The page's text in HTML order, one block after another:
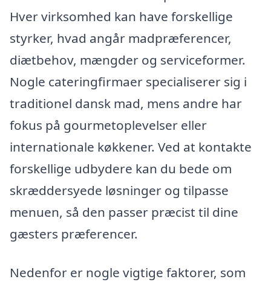
Hver virksomhed kan have forskellige
styrker, hvad angår madpræferencer,
diætbehov, mængder og serviceformer.
Nogle cateringfirmaer specialiserer sig i
traditionel dansk mad, mens andre har
fokus på gourmetoplevelser eller
internationale køkkener. Ved at kontakte
forskellige udbydere kan du bede om
skræddersyede løsninger og tilpasse
menuen, så den passer præcist til dine
gæsters præferencer.
Nedenfor er nogle vigtige faktorer, som